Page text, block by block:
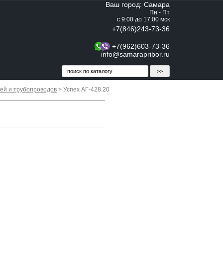
Ваш город: Самара
Пн - Пт
с 9:00 до 17:00 мск
+7(846)243-73-36
+7(962)603-73-36
info@samarapribor.ru
и трубопроводов > Успех АГ-428.20